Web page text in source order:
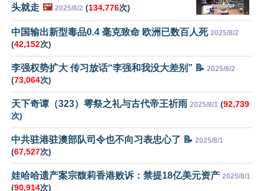
头就走 🖼️ 2025/8/2 (134,776次)
中国输出新型毒品0.4 毫克致命 欧洲已数百人死 2025/8/2
(42,152次)
李强权势扩大 传习放话“李强和我没大差别” 📝 2025/8/2
(73,064次)
天下奇谭（323）雩祭之礼与古代帝王祈雨 2025/8/1 (92,739
次)
中共驻港驻澳部队司令也不向习表忠心了 📝 2025/8/1
(67,527次)
娃哈哈遗产案宗馥莉香港败诉：禁提18亿美元资产 2025/8/1
(90,914次)